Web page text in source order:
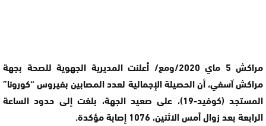
مراكش 5 ماي 2020/ومع/ أعلنت المديرية الجهوية للصحة بجهة
مراكش آسفي، أن الحصيلة الإجمالية لعدد المصابين بفيروس “كورونا”
المستجد (كوفيد-19)، على صعيد الجهة، بلغت إلى حدود الساعة
الرابعة بعد زوال أمس الاثنين، 1076 إصابة مؤكدة.